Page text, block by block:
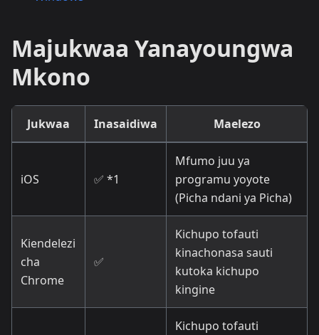
Majukwaa Yanayoungwa
Mkono
Jukwaa Inasaidiwa Maelezo
iOS ✅ *1
Mfumo juu ya
programu yoyote
(Picha ndani ya Picha)
Kiendelezi
cha
Chrome
✅
Kichupo tofauti
kinachonasa sauti
kutoka kichupo
kingine
Kichupo tofauti